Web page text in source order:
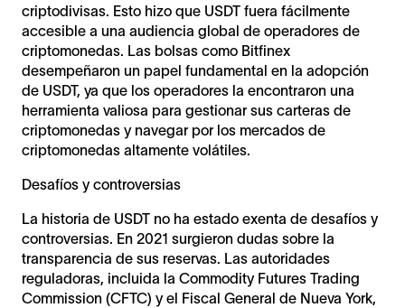
criptodivisas. Esto hizo que USDT fuera fácilmente
accesible a una audiencia global de operadores de
criptomonedas. Las bolsas como Bitfinex
desempeñaron un papel fundamental en la adopción
de USDT, ya que los operadores la encontraron una
herramienta valiosa para gestionar sus carteras de
criptomonedas y navegar por los mercados de
criptomonedas altamente volátiles.
Desafíos y controversias
La historia de USDT no ha estado exenta de desafíos y
controversias. En 2021 surgieron dudas sobre la
transparencia de sus reservas. Las autoridades
reguladoras, incluida la Commodity Futures Trading
Commission (CFTC) y el Fiscal General de Nueva York,